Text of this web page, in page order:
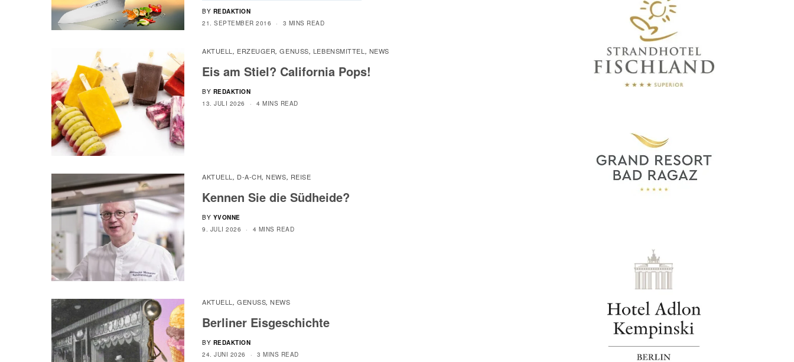
BY REDAKTION
21. SEPTEMBER 2016
3 MINS READ
AKTUELL, ERZEUGER,GENUSS, LEBENSMITTEL, NEWS
Eis am Stiel? California Pops!
BY REDAKTION
13. JULI 2026
4 MINS READ
AKTUELL , D-A-CH,NEWS, REISE
Kennen Sie die Südheide?
BY YVONNE
9. JULI 2026
4 MINS READ
AKTUELL, GENUSS,NEWS
Berliner Eisgeschichte
BY REDAKTION
24. JUNI 2026
3 MINS READ